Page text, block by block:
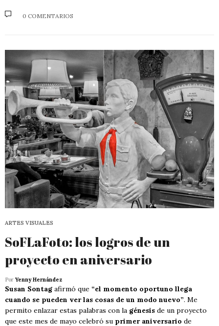
0 COMENTARIOS
ARTES VISUALES
SoFLaFoto: los logros de un
proyecto en aniversario
Por Yenny Hernández
Susan Sontag afirmó que “el momento oportuno llega
cuando se pueden ver las cosas de un modo nuevo”. Me
permito enlazar estas palabras con la génesis de un proyecto
que este mes de mayo celebró su primer aniversario de